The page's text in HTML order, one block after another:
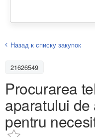
Назад к списку закупок
21626549
Procurarea
aparatului
pentru